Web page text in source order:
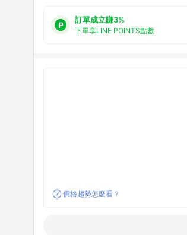
訂單成立賺3%
下單享LINE POINTS點數
價格趨勢怎麼看？